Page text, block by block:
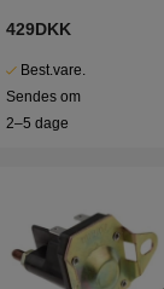
429DKK
Best.vare.
Sendes om
2–5 dage